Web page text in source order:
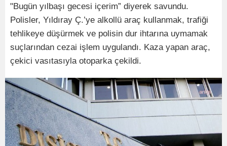
"Bugün yılbaşı gecesi içerim” diyerek savundu.
Polisler, Yıldıray Ç.’ye alkollü araç kullanmak, trafiği
tehlikeye düşürmek ve polisin dur ihtarına uymamak
suçlarından cezai işlem uygulandı. Kaza yapan araç,
çekici vasıtasıyla otoparka çekildi.